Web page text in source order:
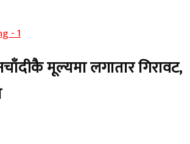
मूल्यमा लगातार गिरावट,